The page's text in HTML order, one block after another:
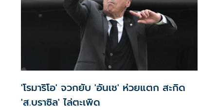
'โรมาริโอ' จวกยับ 'อันเช' ห่วยแตก สะกิด
'ส.บราซิล' ไล่ตะเพิด